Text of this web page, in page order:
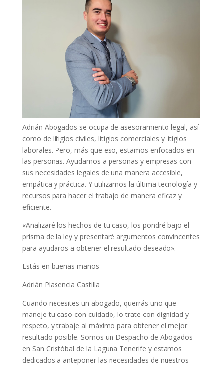
Adrián Abogados se ocupa de asesoramiento legal, así
como de litigios civiles, litigios comerciales y litigios
laborales. Pero, más que eso, estamos enfocados en
las personas. Ayudamos a personas y empresas con
sus necesidades legales de una manera accesible,
empática y práctica. Y utilizamos la última tecnología y
recursos para hacer el trabajo de manera eficaz y
eficiente.
«Analizaré los hechos de tu caso, los pondré bajo el
prisma de la ley y presentaré argumentos convincentes
para ayudaros a obtener el resultado deseado».
Estás en buenas manos
Adrián Plasencia Castilla
Cuando necesites un abogado, querrás uno que
maneje tu caso con cuidado, lo trate con dignidad y
respeto, y trabaje al máximo para obtener el mejor
resultado posible. Somos un Despacho de Abogados
en San Cristóbal de la Laguna Tenerife y estamos
dedicados a anteponer las necesidades de nuestros